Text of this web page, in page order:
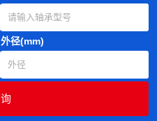
外径(mm)